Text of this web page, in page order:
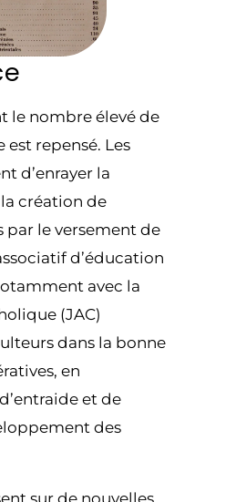
le nombre élevé de
repensé. Les
d’enrayer la
création de
par le versement de
d’éducation
avec la
(JAC)
dans la bonne
en
et de
des